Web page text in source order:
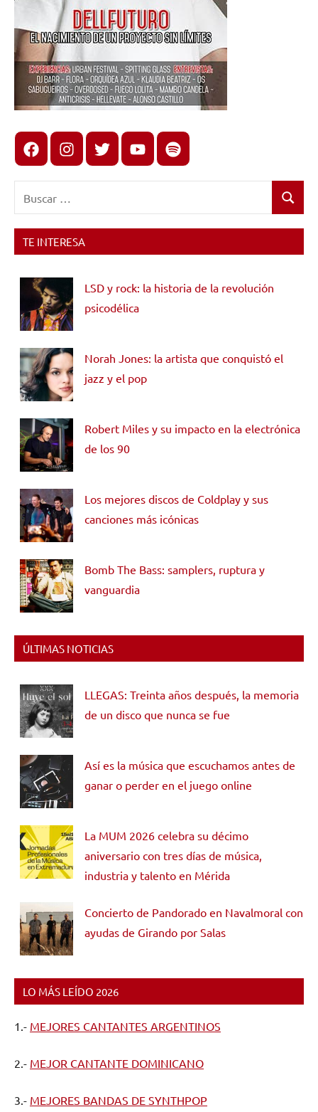
FacebookInstagram
X youtubespotify
Buscar
TE INTERESA
LSD y rock: la historia de la revolución
psicodélica
Norah Jones: la artista que conquistó el
jazz y el pop
Robert Miles y su impacto en la electrónica
de los 90
Los mejores discos de Coldplay y sus
canciones más icónicas
Bomb The Bass: samplers, ruptura y
vanguardia
ÚLTIMAS NOTICIAS
LLEGAS: Treinta años después, la memoria
de un disco que nunca se fue
Así es la música que escuchamos antes de
ganar o perder en el juego online
La MUM 2026 celebra su décimo
aniversario con tres días de música,
industria y talento en Mérida
Concierto de Pandorado en Navalmoral con
ayudas de Girando por Salas
LO MÁS LEÍDO 2026
1.- MEJORES CANTANTES ARGENTINOS
2.- MEJOR CANTANTE DOMINICANO
3.- MEJORES BANDAS DE SYNTHPOP